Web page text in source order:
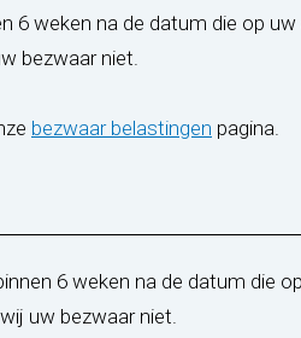
6 weken na de datum die op
bezwaar niet.
bezwaar belastingen (opent in
pagina.
6 weken na de datum die
uw bezwaar niet.